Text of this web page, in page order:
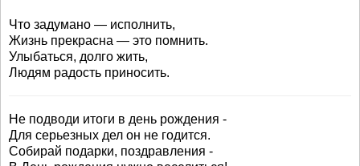
Что задумано — исполнить,
Жизнь прекрасна — это помнить.
Улыбаться, долго жить,
Людям радость приносить.
Не подводи итоги в день рождения -
Для серьезных дел он не годится.
Собирай подарки, поздравления -